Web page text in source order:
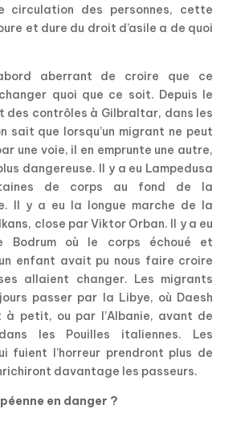
circulation des personnes, cette
et dure du droit d’asile a de quoi
aberrant de croire que ce
quoi que ce soit. Depuis le
des contrôles à Gilbraltar, dans les
sait que lorsqu’un migrant ne peut
une voie, il en emprunte une autre,
dangereuse. Il y a eu Lampedusa
de corps au fond de la
Il y a eu la longue marche de la
close par Viktor Orban. Il y a eu
Bodrum où le corps échoué et
enfant avait pu nous faire croire
allaient changer. Les migrants
passer par la Libye, où Daesh
à petit, ou par l’Albanie, avant de
les Pouilles italiennes. Les
fuient l’horreur prendront plus de
davantage les passeurs.
en danger ?